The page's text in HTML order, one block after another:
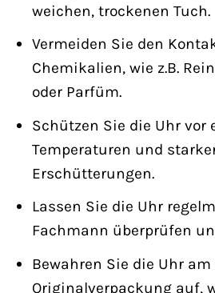
weichen, trockenen Tuch.
Vermeiden Sie den
Chemikalien, wie z.B.
oder Parfüm.
Schützen Sie die Uhr vor
Temperaturen und
Erschütterungen.
Lassen Sie die Uhr
Fachmann überprüfen
Bewahren Sie die Uhr
Originalverpackung auf,